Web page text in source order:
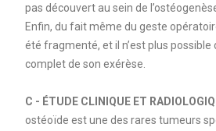
pas découvert au sein de
Enfin, du fait même du geste
été fragmenté, et il n’est plus possible
complet de son exérèse.
C - ÉTUDE CLINIQUE ET
ostéoïde est une des rares tumeurs